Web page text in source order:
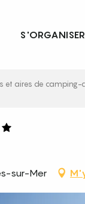
S'ORGANISER
et aires de camping-
sur-Mer